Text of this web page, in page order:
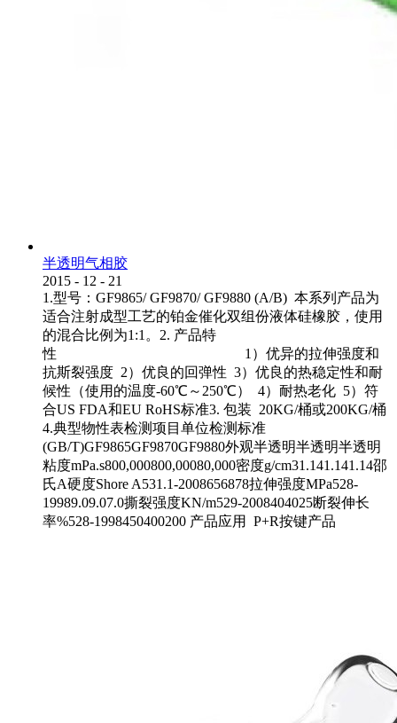
半透明气相胶
2015 - 12 - 21
1.型号：GF9865/ GF9870/ GF9880 (A/B) 本系列产品为
适合注射成型工艺的铂金催化双组份液体硅橡胶，使用
的混合比例为1:1。2. 产品特
性 1）优异的拉伸强度和
抗斯裂强度 2）优良的回弹性 3）优良的热稳定性和耐
候性（使用的温度-60℃～250℃） 4）耐热老化 5）符
合US FDA和EU RoHS标准3. 包装 20KG/桶或200KG/桶
4.典型物性表检测项目单位检测标准
(GB/T)GF9865GF9870GF9880外观半透明半透明半透明
粘度mPa.s800,000800,00080,000密度g/cm31.141.141.14邵
氏A硬度Shore A531.1-2008656878拉伸强度MPa528-
19989.09.07.0撕裂强度KN/m529-2008404025断裂伸长
率%528-1998450400200 产品应用 P+R按键产品